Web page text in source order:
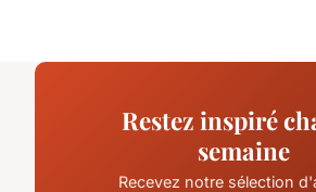
Restez inspiré
semaine
Recevez notre sélection